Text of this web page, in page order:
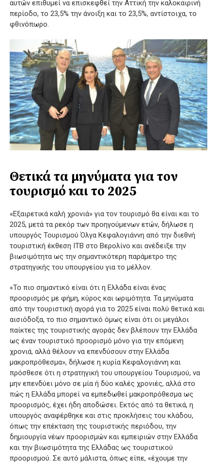
αυτών επιθυμεί να επισκεφθεί την Αττική την καλοκαιρινή
περίοδο, το 23,5% την άνοιξη και το 23,5%, αντίστοιχα, το
φθινόπωρο.
Θετικά τα μηνύματα για τον
τουρισμό και το 2025
«Εξαιρετικά καλή χρονιά» για τον τουρισμό θα είναι και το
2025, μετά τα ρεκόρ των προηγούμενων ετών, δήλωσε η
υπουργός Τουρισμού Όλγα Κεφαλογιάννη από την διεθνή
τουριστική έκθεση ΙΤΒ στο Βερολίνο και ανέδειξε την
βιωσιμότητα ως την σημαντικότερη παράμετρο της
στρατηγικής του υπουργείου για το μέλλον.
«Το πιο σημαντικό είναι ότι η Ελλάδα είναι ένας
προορισμός με φήμη, κύρος και ωριμότητα. Τα μηνύματα
από την τουριστική αγορά για το 2025 είναι πολύ θετικά και
αισιόδοξα, το πιο σημαντικό όμως είναι ότι οι μεγάλοι
παίκτες της τουριστικής αγοράς δεν βλέπουν την Ελλάδα
ως έναν τουριστικό προορισμό μόνο για την επόμενη
χρονιά, αλλά θέλουν να επενδύσουν στην Ελλάδα
μακροπρόθεσμα», δήλωσε η κυρία Κεφαλογιάννη και
πρόσθεσε ότι η στρατηγική του υπουργείου Τουρισμού, να
μην επενδύει μόνο σε μία ή δύο καλές χρονιές, αλλά στο
πώς η Ελλάδα μπορεί να εμπεδωθεί μακροπρόθεσμα ως
προορισμός, έχει ήδη αποδώσει. Εκτός από τα θετικά, η
υπουργός αναφέρθηκε και στις προκλήσεις του κλάδου,
όπως την επέκταση της τουριστικής περιόδου, την
δημιουργία νέων προορισμών και εμπειριών στην Ελλάδα
και την βιωσιμότητα της Ελλάδας ως τουριστικού
προορισμού. Σε αυτό μάλιστα, όπως είπε, «έχουμε την